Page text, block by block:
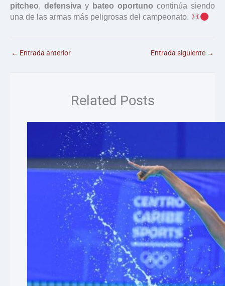
pitcheo, defensiva y bateo oportuno continúa siendo
una de las armas más peligrosas del campeonato.
← Entrada anterior Entrada siguiente →
Related Posts